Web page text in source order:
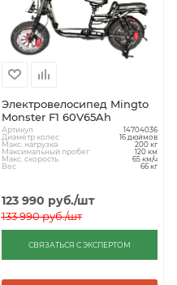
Электровелосипед Mingto
Monster F1 60V65Ah
Артикул 14704036
Диаметр колес 16 дюймов
Макс. нагрузка 200 кг
Максимальный пробег 120 км
Макс. скорость 65 км/ч
Вес 66 кг
123 990 руб./шт
133 990руб./шт
СВЯЗАТЬСЯ С ЭКСПЕРТОМ